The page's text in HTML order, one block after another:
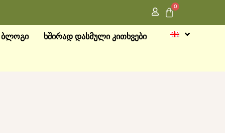
0
ᲑᲚᲝᲒᲘ ᲮᲨᲘᲠᲐᲓ ᲓᲐᲡᲛᲣᲚᲘ ᲙᲘᲗᲮᲕᲔᲑᲘ